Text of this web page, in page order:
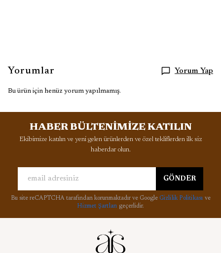
Yorumlar Yorum Yap
Bu ürün için henüz yorum yapılmamış.
HABER BÜLTENİMİZE KATILIN
Ekibimize katılın ve yeni gelen ürünlerden ve özel tekliflerden ilk siz
haberdar olun.
GÖNDER
Bu site reCAPTCHA tarafından korunmaktadır ve Google Gizlilik Politikası ve
Hizmet Şartları geçerlidir.